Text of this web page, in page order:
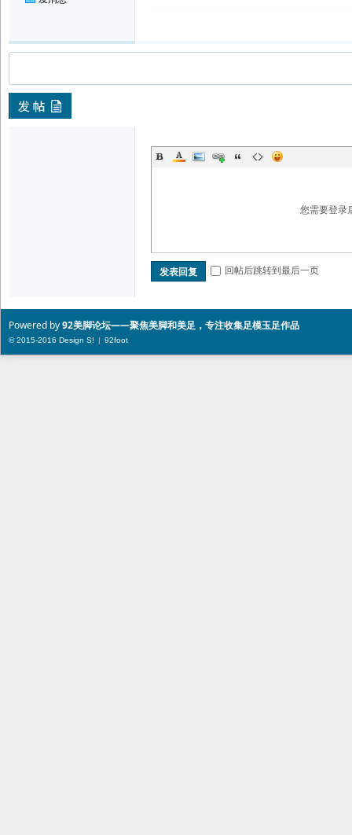
您需要登录
发表回复 回帖后跳转到最后一页
Powered by92美脚论坛——聚焦美脚和美足，专注收集足模玉足作品
© 2015-2016 Design S! | 92foot